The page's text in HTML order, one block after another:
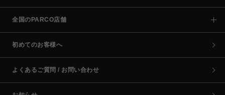
全国のPARCO店舗
初めてのお客様へ
よくあるご質問 / お問い合わせ